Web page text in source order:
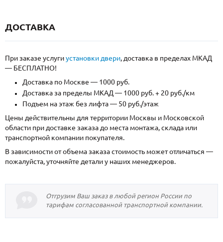
ДОСТАВКА
При заказе услугиустановки двери, доставка в пределах МКАД
— БЕСПЛАТНО!
Доставка по Москве — 1000 руб.
Доставка за пределы МКАД — 1000 руб. + 20 руб./км
Подъем на этаж без лифта — 50 руб./этаж
Цены действительны для территории Москвы и Московской
области при доставке заказа до места монтажа, склада или
транспортной компании покупателя.
В зависимости от объема заказа стоимость может отличаться —
пожалуйста, уточняйте детали у наших менеджеров.
Отгрузим Ваш заказ в любой регион России по
тарифам согласованной транспортной компании.